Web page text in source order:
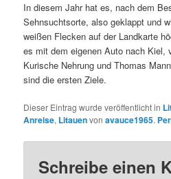
In diesem Jahr hat es, nach dem
Sehnsuchtsorte, also geklappt und
weißen Flecken auf der Landkarte
es mit dem eigenen Auto nach Kiel,
Kurische Nehrung und Thomas
sind die ersten Ziele.
Dieser Eintrag wurde veröffentlicht in
Anreise, Litauenvonavauce1965.
Schreibe einen